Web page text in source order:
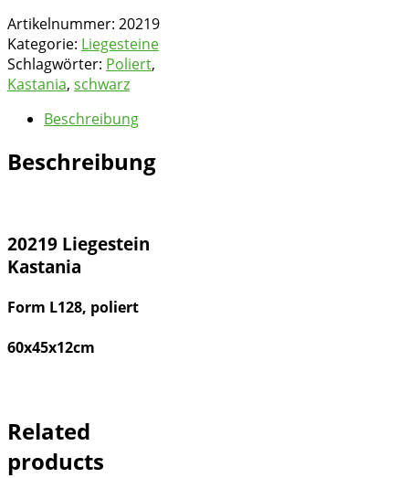
Artikelnummer: 20219
Kategorie: Liegesteine
Schlagwörter: Poliert,
Kastania, schwarz
Beschreibung
Beschreibung
20219 Liegestein
Kastania
Form L128, poliert
60x45x12cm
Related
products